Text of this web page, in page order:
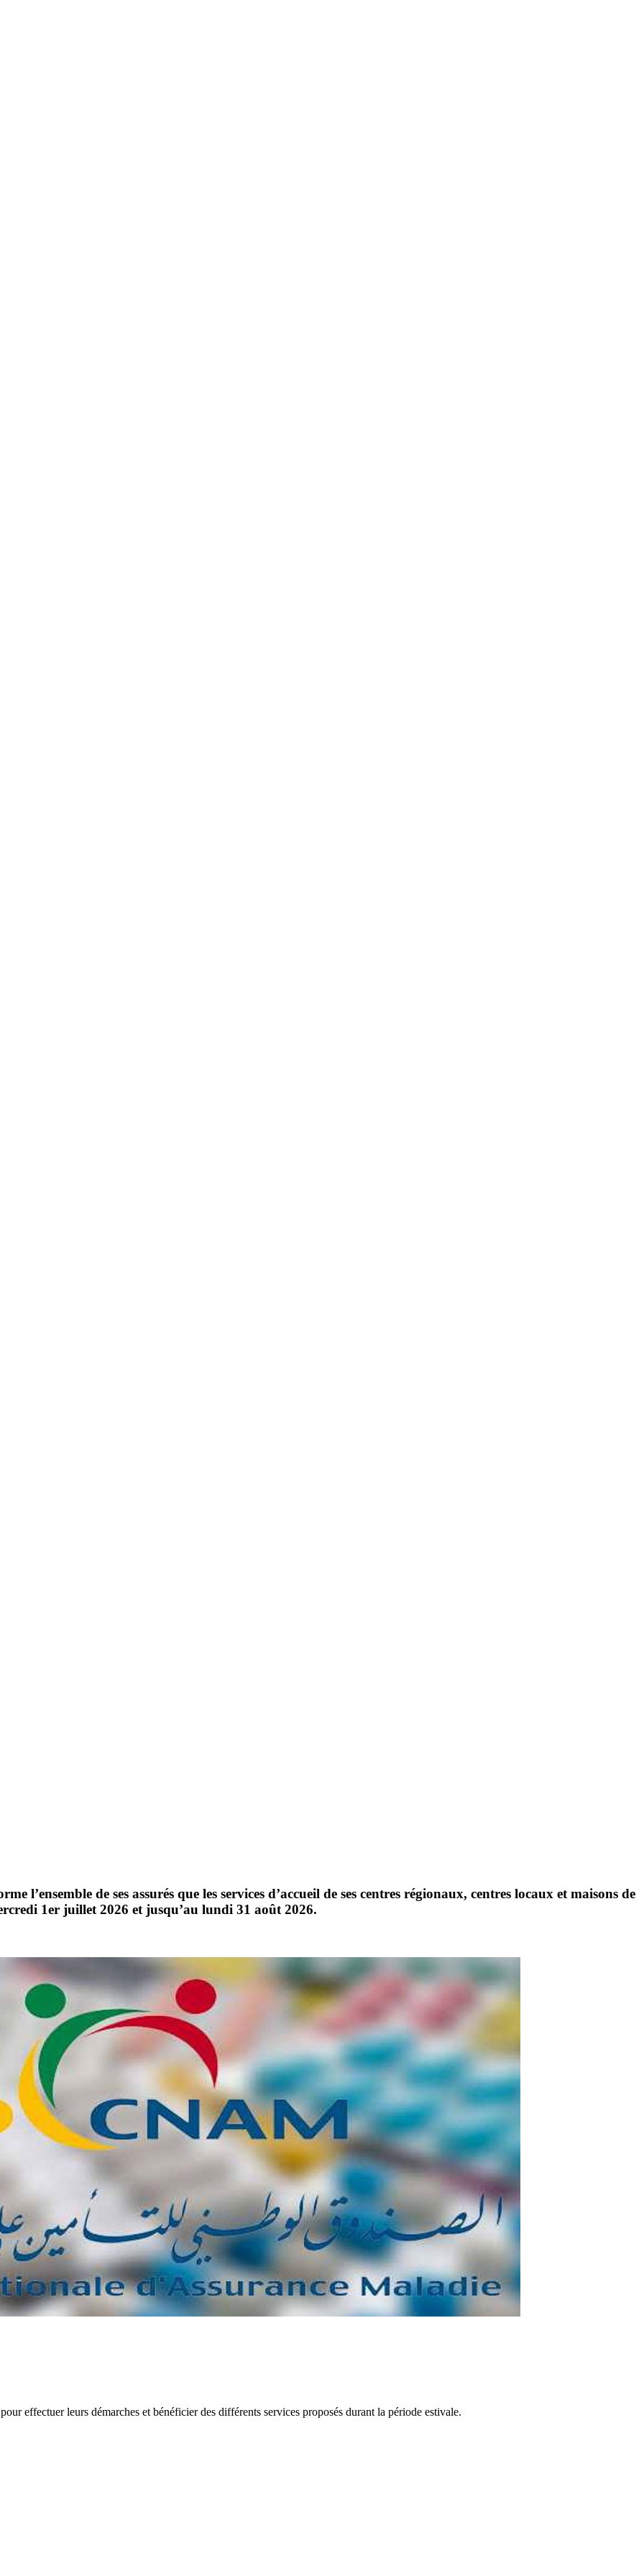
l’ensemble de ses assurés que les services d’accueil de ses centres régionaux, centres locaux et maisons de
1er juillet 2026 et jusqu’au lundi 31 août 2026.
effectuer leurs démarches et bénéficier des différents services proposés durant la période estivale.